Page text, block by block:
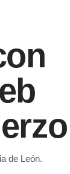
de León.